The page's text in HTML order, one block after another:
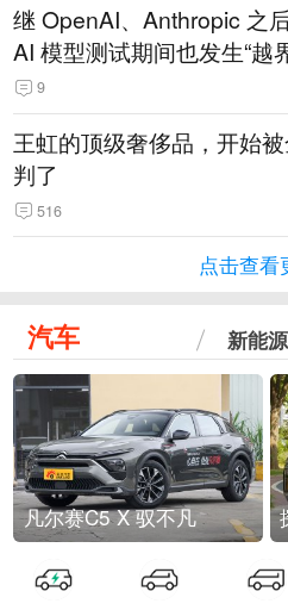
继 OpenAI、Anthropic 之
AI 模型测试期间也发生“越
9
王虹的顶级奢侈品，开始
判了
516
点击查看
汽车 新能源
凡尔赛C5 X 驭不凡